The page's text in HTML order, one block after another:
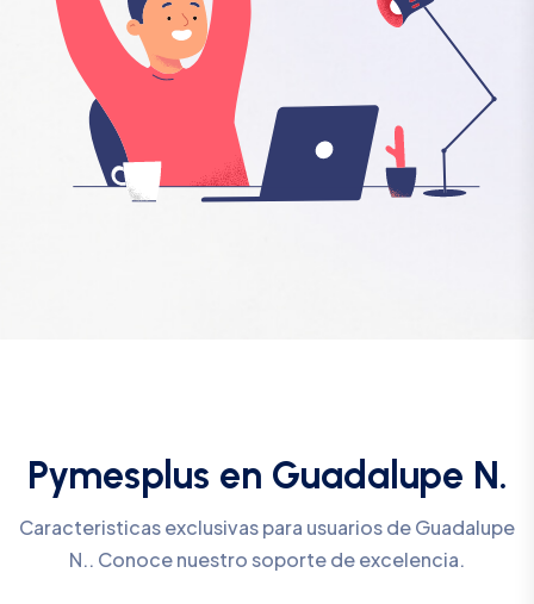
Pymesplus en Guadalupe N.
Caracteristicas exclusivas para usuarios de Guadalupe
N.. Conoce nuestro soporte de excelencia.